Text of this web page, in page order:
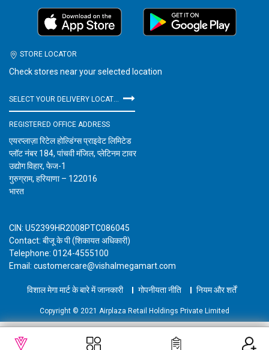
WISHLIST
STORE LOCATOR
Check stores near your selected location
REGISTERED OFFICE ADDRESS
एयरप्लाज़ा रिटेल होल्डिंग्स प्राइवेट लिमिटेड
प्लॉट नंबर 184, पांचवी मंजिल, प्लेटिनम टावर
उद्योग विहार, फेज-1
गुरुग्राम, हरियाणा – 122016
भारत
CIN: U52399HR2008PTC086045
Contact: बीजू के पी (शिकायत अधिकारी)
Telephone: 0124-4555100
Email: customercare@vishalmegamart.com
विशाल मेगा मार्ट के बारे में जानकारी गोपनीयता नीति नियम और शर्तें
Copyright © 2021 Airplaza Retail Holdings Private Limited